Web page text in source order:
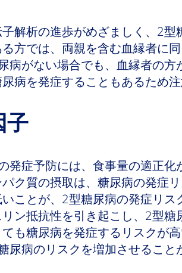
解析の進歩がめざましく、2
方では、両親を含む血縁者に
病がない場合でも、血縁者の
病を発症することもあるため注
子
発症予防には、食事量の適正
ク質の摂取は、糖尿病の発症
ことが、2型糖尿病の発症リ
ン抵抗性を引き起こし、2型
も糖尿病を発症するリスクが
尿病のリスクを増加させること